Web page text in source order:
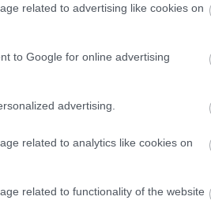
related to advertising like cookies on
to Google for online advertising
advertising.
related to analytics like cookies on
related to functionality of the website
/ Romeo +
már? Ne hidd! Hogy
és Júliája örök